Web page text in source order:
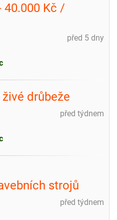
40.000 Kč /
před 5 dny
drůbeže
před týdnem
strojů
před týdnem